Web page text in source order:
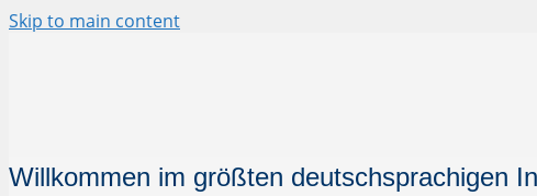
Skip to main content
Willkommen im größten deutschsprachigen